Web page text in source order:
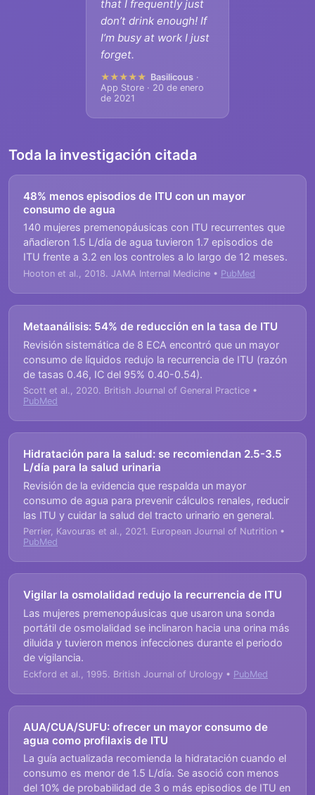
that I frequently just
don’t drink enough! If
I’m busy at work I just
forget.
★★★★★ Basilicous ·
App Store · 20 de enero
de 2021
Toda la investigación citada
48% menos episodios de ITU con un mayor
consumo de agua
140 mujeres premenopáusicas con ITU recurrentes que
añadieron 1.5 L/día de agua tuvieron 1.7 episodios de
ITU frente a 3.2 en los controles a lo largo de 12 meses.
Hooton et al., 2018. JAMA Internal Medicine • PubMed
Metaanálisis: 54% de reducción en la tasa de ITU
Revisión sistemática de 8 ECA encontró que un mayor
consumo de líquidos redujo la recurrencia de ITU (razón
de tasas 0.46, IC del 95% 0.40-0.54).
Scott et al., 2020. British Journal of General Practice •
PubMed
Hidratación para la salud: se recomiendan 2.5-3.5
L/día para la salud urinaria
Revisión de la evidencia que respalda un mayor
consumo de agua para prevenir cálculos renales, reducir
las ITU y cuidar la salud del tracto urinario en general.
Perrier, Kavouras et al., 2021. European Journal of Nutrition •
PubMed
Vigilar la osmolalidad redujo la recurrencia de ITU
Las mujeres premenopáusicas que usaron una sonda
portátil de osmolalidad se inclinaron hacia una orina más
diluida y tuvieron menos infecciones durante el periodo
de vigilancia.
Eckford et al., 1995. British Journal of Urology • PubMed
AUA/CUA/SUFU: ofrecer un mayor consumo de
agua como profilaxis de ITU
La guía actualizada recomienda la hidratación cuando el
consumo es menor de 1.5 L/día. Se asoció con menos
del 10% de probabilidad de 3 o más episodios de ITU en